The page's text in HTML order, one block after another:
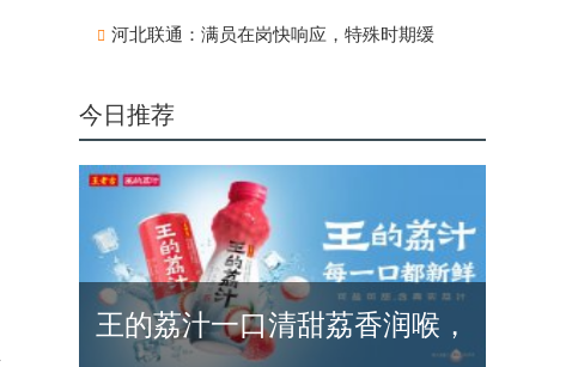
河北联通：满员在岗快响应，特殊时期缓
今日推荐
王的荔汁一口清甜荔香润喉，